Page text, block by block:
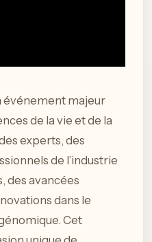
événement majeur
de la vie et de la
experts, des
de l’industrie
des avancées
dans le
Cet